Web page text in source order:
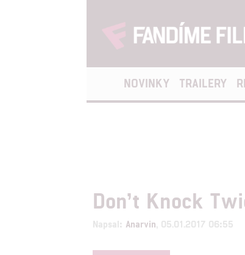
NOVINKY TRAILERY
Don’t Knock
Napsal: Anarvin , 05.01.2017 06:55